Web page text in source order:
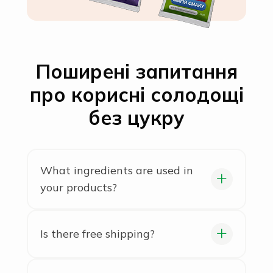
Поширені запитання
про корисні солодощі
без цукру
What ingredients are used in
your products?
preservatives. In our bars, granola,
Is there free shipping?